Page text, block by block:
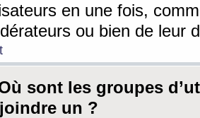
en une fois,
ou bien de leur
sont les groupes
un ?